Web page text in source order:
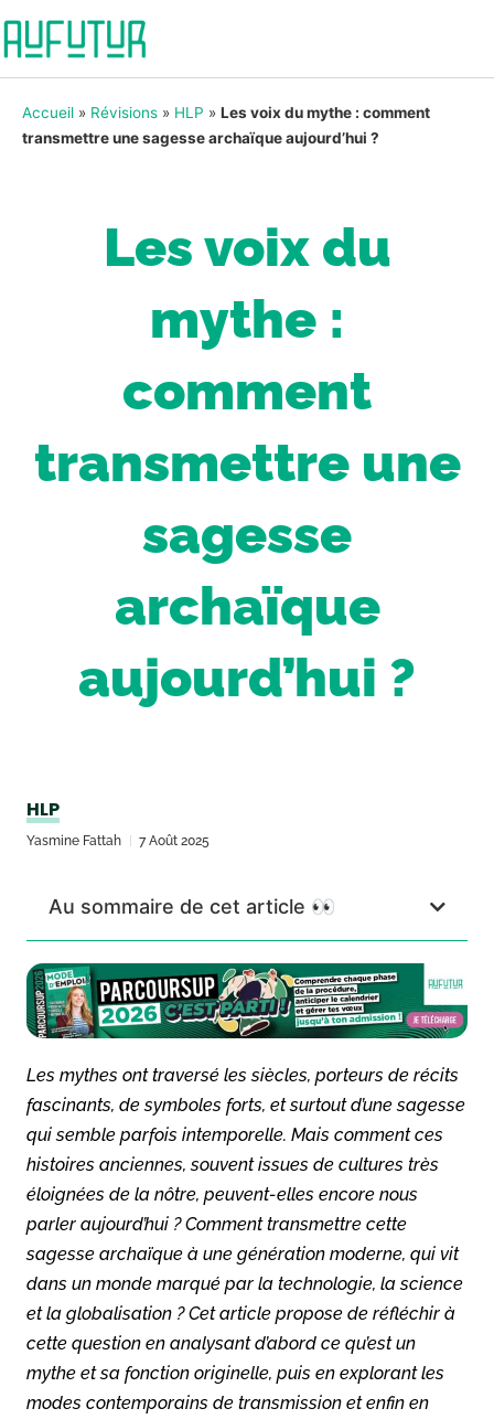
Accueil » Révisions » HLP » Les voix du mythe : comment
transmettre une sagesse archaïque aujourd’hui ?
Les voix du
mythe :
comment
transmettre une
sagesse
archaïque
aujourd’hui ?
HLP
Yasmine Fattah 7 Août 2025
Au sommaire de cet article 👀
Les mythes ont traversé les siècles, porteurs de récits
fascinants, de symboles forts, et surtout d’une sagesse
qui semble parfois intemporelle. Mais comment ces
histoires anciennes, souvent issues de cultures très
éloignées de la nôtre, peuvent-elles encore nous
parler aujourd’hui ? Comment transmettre cette
sagesse archaïque à une génération moderne, qui vit
dans un monde marqué par la technologie, la science
et la globalisation ? Cet article propose de réfléchir à
cette question en analysant d’abord ce qu’est un
mythe et sa fonction originelle, puis en explorant les
modes contemporains de transmission et enfin en